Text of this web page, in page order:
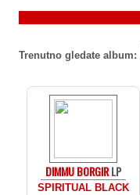
Trenutno gledate album:
DIMMU BORGIRLP
SPIRITUAL BLACK